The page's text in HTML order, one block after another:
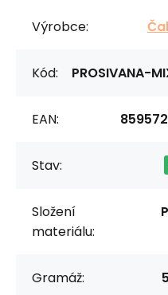
Výrobce:
Kód: PROSIVANA-
EAN:
Stav:
Složení
materiálu:
Gramáž: